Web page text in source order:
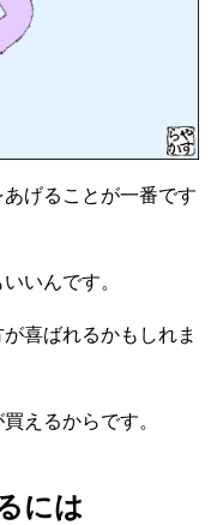
げることが一番です
いんです。
喜ばれるかもしれま
えるからです。
には